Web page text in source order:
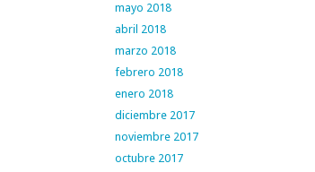
mayo 2018
abril 2018
marzo 2018
febrero 2018
enero 2018
diciembre 2017
noviembre 2017
octubre 2017